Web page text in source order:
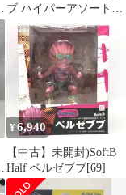
ブ ハイパーアソート
SBDH ドラゴンボール
新品
¥6,940
【中古】未開封)SoftB
Half ベルゼブブ[69]